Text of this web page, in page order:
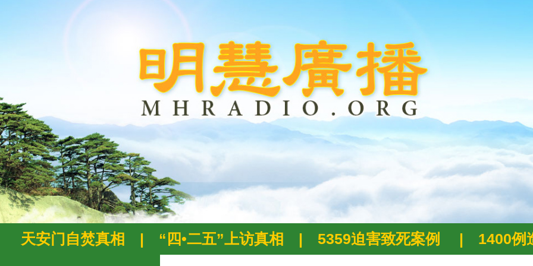
天安门自焚真相 | “四•二五”上访真相 | 5359迫害致死案例 | 1400例